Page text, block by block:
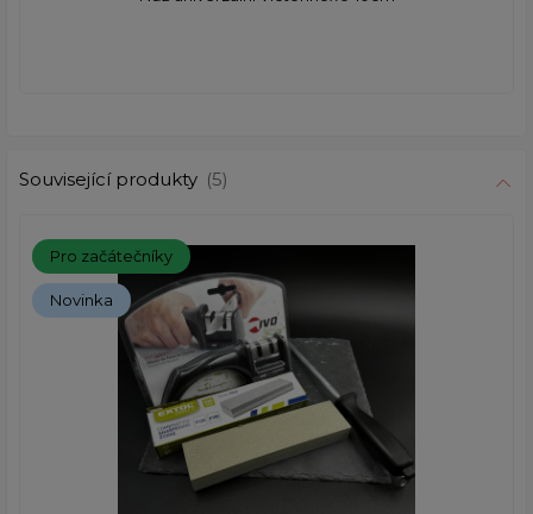
Související produkty (5)
Pro začátečníky
Novinka